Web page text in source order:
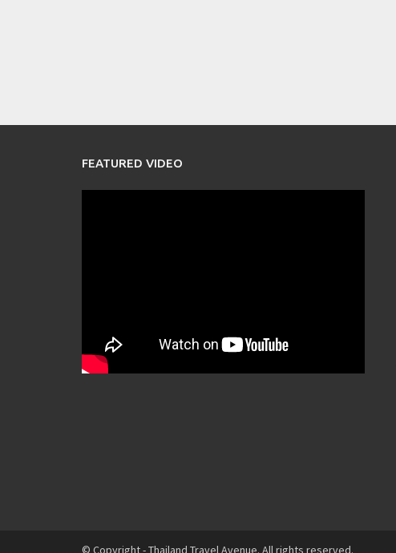
FEATURED VIDEO
© Copyright - Thailand Travel Avenue. All rights reserved.